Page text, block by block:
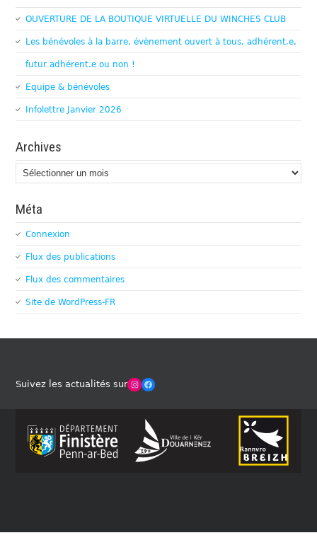
OUVERTURE DE LA BOUTIQUE VIRTUELLE DU WINCHES CLUB
Les bénévoles à la barre, évènement ouvert à tous, adhérent.e,
futur adhérent.e ou non !
Equipe & bénévoles
Infolettre Janvier 2026
Archives
Archives
Méta
Connexion
Flux des publications
Flux des commentaires
Site de WordPress-FR
Suivez les actualités surWinches Club OfficielFacebook